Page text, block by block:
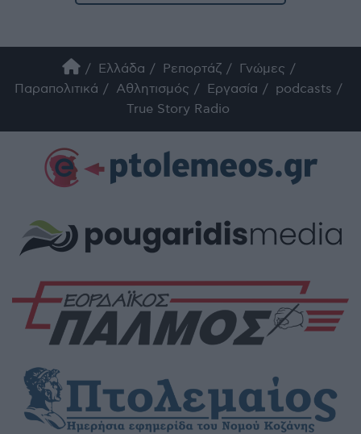
Ελλάδα Ρεπορτάζ
Γνώμες
Παραπολιτικά
Αθλητισμός Εργασία
podcasts
True Story Radio